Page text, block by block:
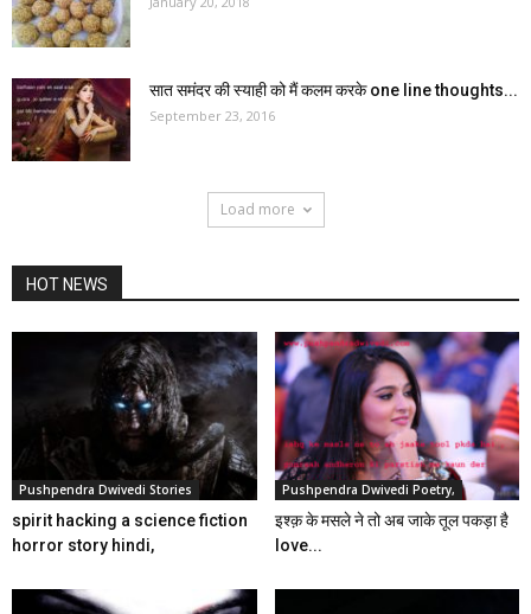
सात समंदर की स्याही को मैं कलम करके one line thoughts...
September 23, 2016
Load more
HOT NEWS
Pushpendra Dwivedi Stories
spirit hacking a science fiction
horror story hindi,
Pushpendra Dwivedi Poetry,
इश्क़ के मसले ने तो अब जाके तूल पकड़ा है
love...